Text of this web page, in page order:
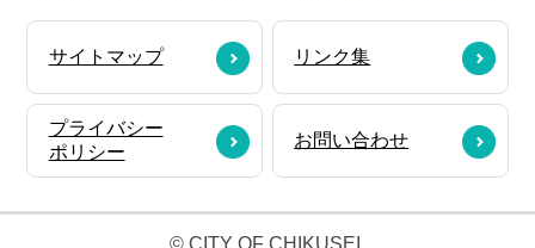
サイトマップ リンク集
プライバシー
ポリシー
お問い合わせ
© CITY OF CHIKUSEI.